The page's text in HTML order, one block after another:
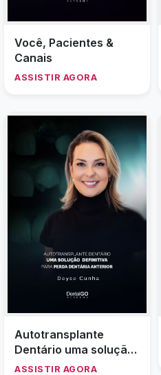
Você, Pacientes &
Canais
ASSISTIR AGORA
Autotransplante
Dentário uma solução
Definitiva para perda
ASSISTIR AGORA